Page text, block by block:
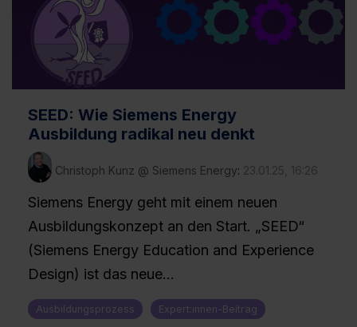
Klick auf „Details zeigen“. Weitere Informationen:
Datenschutzerklärung
Impressum.
SEED: Wie Siemens Energy
Ausbildung radikal neu denkt
Christoph Kunz @ Siemens Energy: 23.01.25, 16:26
Siemens Energy geht mit einem neuen
Ausbildungskonzept an den Start. „SEED“
(Siemens Energy Education and Experience
Design) ist das neue...
Ausbildungsprozess Expert:innen-Beitrag